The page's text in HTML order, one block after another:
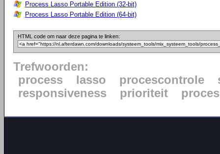
Process Lasso Portable Edition (32-bit)
Process Lasso Portable Edition (64-bit)
HTML code om naar deze pagina te linken:
Trefwoorden:
process
lasso procescontrole
responsiveness
prioriteit